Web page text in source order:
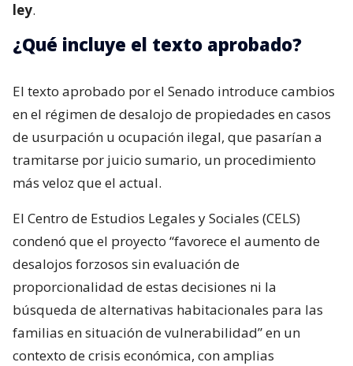
ley.
¿Qué incluye el texto aprobado?
El texto aprobado por el Senado introduce cambios
en el régimen de desalojo de propiedades en casos
de usurpación u ocupación ilegal, que pasarían a
tramitarse por juicio sumario, un procedimiento
más veloz que el actual.
El Centro de Estudios Legales y Sociales (CELS)
condenó que el proyecto “favorece el aumento de
desalojos forzosos sin evaluación de
proporcionalidad de estas decisiones ni la
búsqueda de alternativas habitacionales para las
familias en situación de vulnerabilidad” en un
contexto de crisis económica, con amplias